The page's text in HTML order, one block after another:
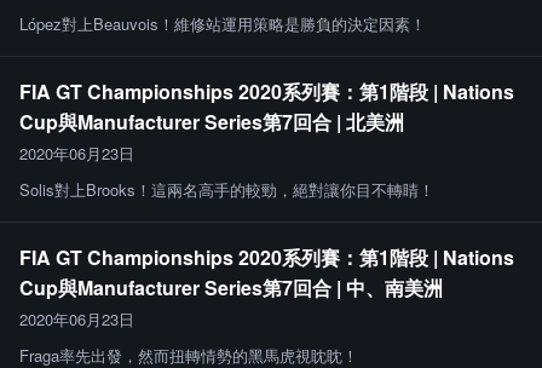
López對上Beauvois！維修站運用策略是勝負的決定因素！
FIA GT Championships 2020系列賽：第1階段 | Nations
Cup與Manufacturer Series第7回合 | 北美洲
2020年06月23日
Solis對上Brooks！這兩名高手的較勁，絕對讓你目不轉睛！
FIA GT Championships 2020系列賽：第1階段 | Nations
Cup與Manufacturer Series第7回合 | 中、南美洲
2020年06月23日
Fraga率先出發，然而扭轉情勢的黑馬虎視眈眈！